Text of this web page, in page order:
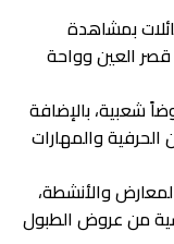
بمشاهدة
العين وواحة
شعبية، بالإضافة
والمهارات
والأنشطة،
من عروض الطبول